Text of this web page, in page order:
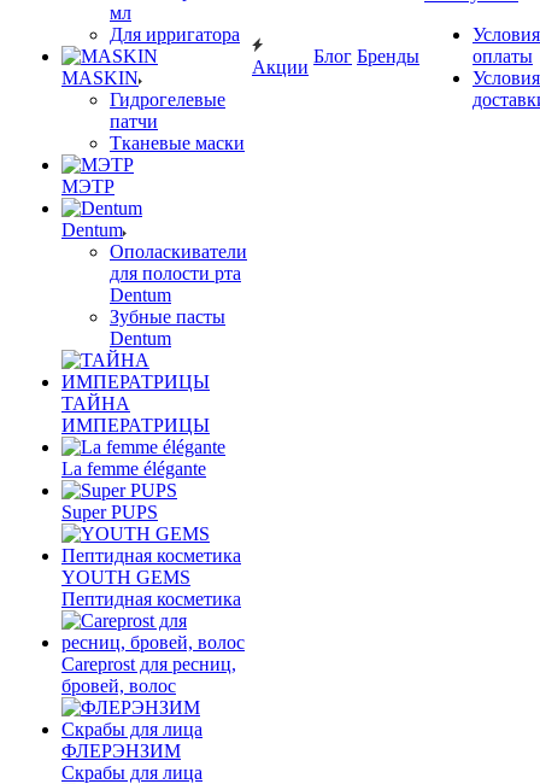
мл
Для ирригатора
MASKIN
Гидрогелевые
патчи
Тканевые маски
МЭТР
Dentum
Ополаскиватели
для полости рта
Dentum
Зубные пасты
Dentum
ТАЙНА
ИМПЕРАТРИЦЫ
La femme élégante
Super PUPS
YOUTH GEMS
Пептидная косметика
Careprost для ресниц,
бровей, волос
ФЛЕРЭНЗИМ
Скрабы для лица
Акции
Блог Бренды
Условия
оплаты
Условия